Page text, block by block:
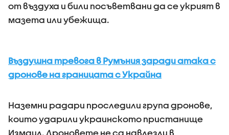
от въздуха и били посъветвани да се укрият в
мазета или убежища.
Въздушна тревога в Румъния заради атака с
дронове на границата с Украйна
Наземни радари проследили група дронове,
които ударили украинското пристанище
Измаил. Дроновете не са навлезли в